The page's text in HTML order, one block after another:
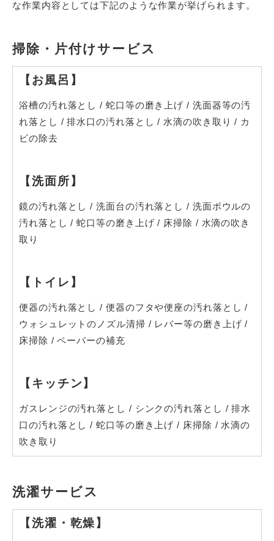
な作業内容としては下記のような作業が挙げられます。
掃除・片付けサービス
【お風呂】
浴槽の汚れ落とし/ 蛇口等の磨き上げ/ 洗面器等の汚
れ落とし /排水口の汚れ落とし/ 水滴の吹き取り/ カ
ビの除去
【洗面所】
鏡の汚れ落とし/洗面台の汚れ落とし/ 洗面ボウルの
汚れ落とし/蛇口等の磨き上げ/ 床掃除 / 水滴の吹き
取り
【トイレ】
便器の汚れ落とし/ 便器のフタや便座の汚れ落とし/
ウォシュレットのノズル清掃 / レバー等の磨き上げ/
床掃除 /ペーパーの補充
【キッチン】
ガスレンジの汚れ落とし / シンクの汚れ落とし /排水
口の汚れ落とし/蛇口等の磨き上げ/ 床掃除 / 水滴の
吹き取り
洗濯サービス
【洗濯・乾燥】